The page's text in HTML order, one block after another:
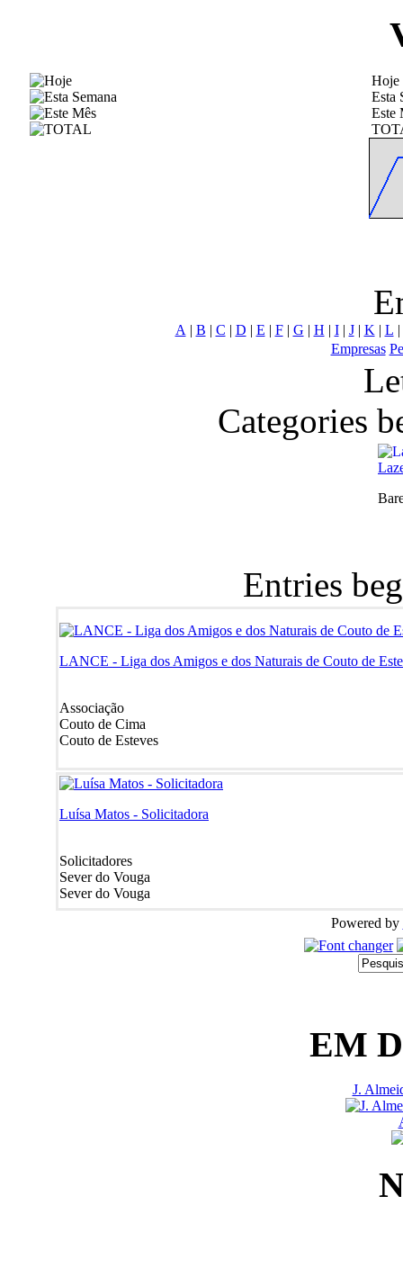
Hoje
Esta
Este
A | B | C | D | E | F| G | H | I| J| K | L |
Empresas
Categories
Entries
LANCE - Liga dos Amigos e dos Naturais de Couto de
Associação
Couto de Cima
Couto de Esteves
Luísa Matos - Solicitadora
Solicitadores
Sever do Vouga
Sever do Vouga
Powered by
EM
J.